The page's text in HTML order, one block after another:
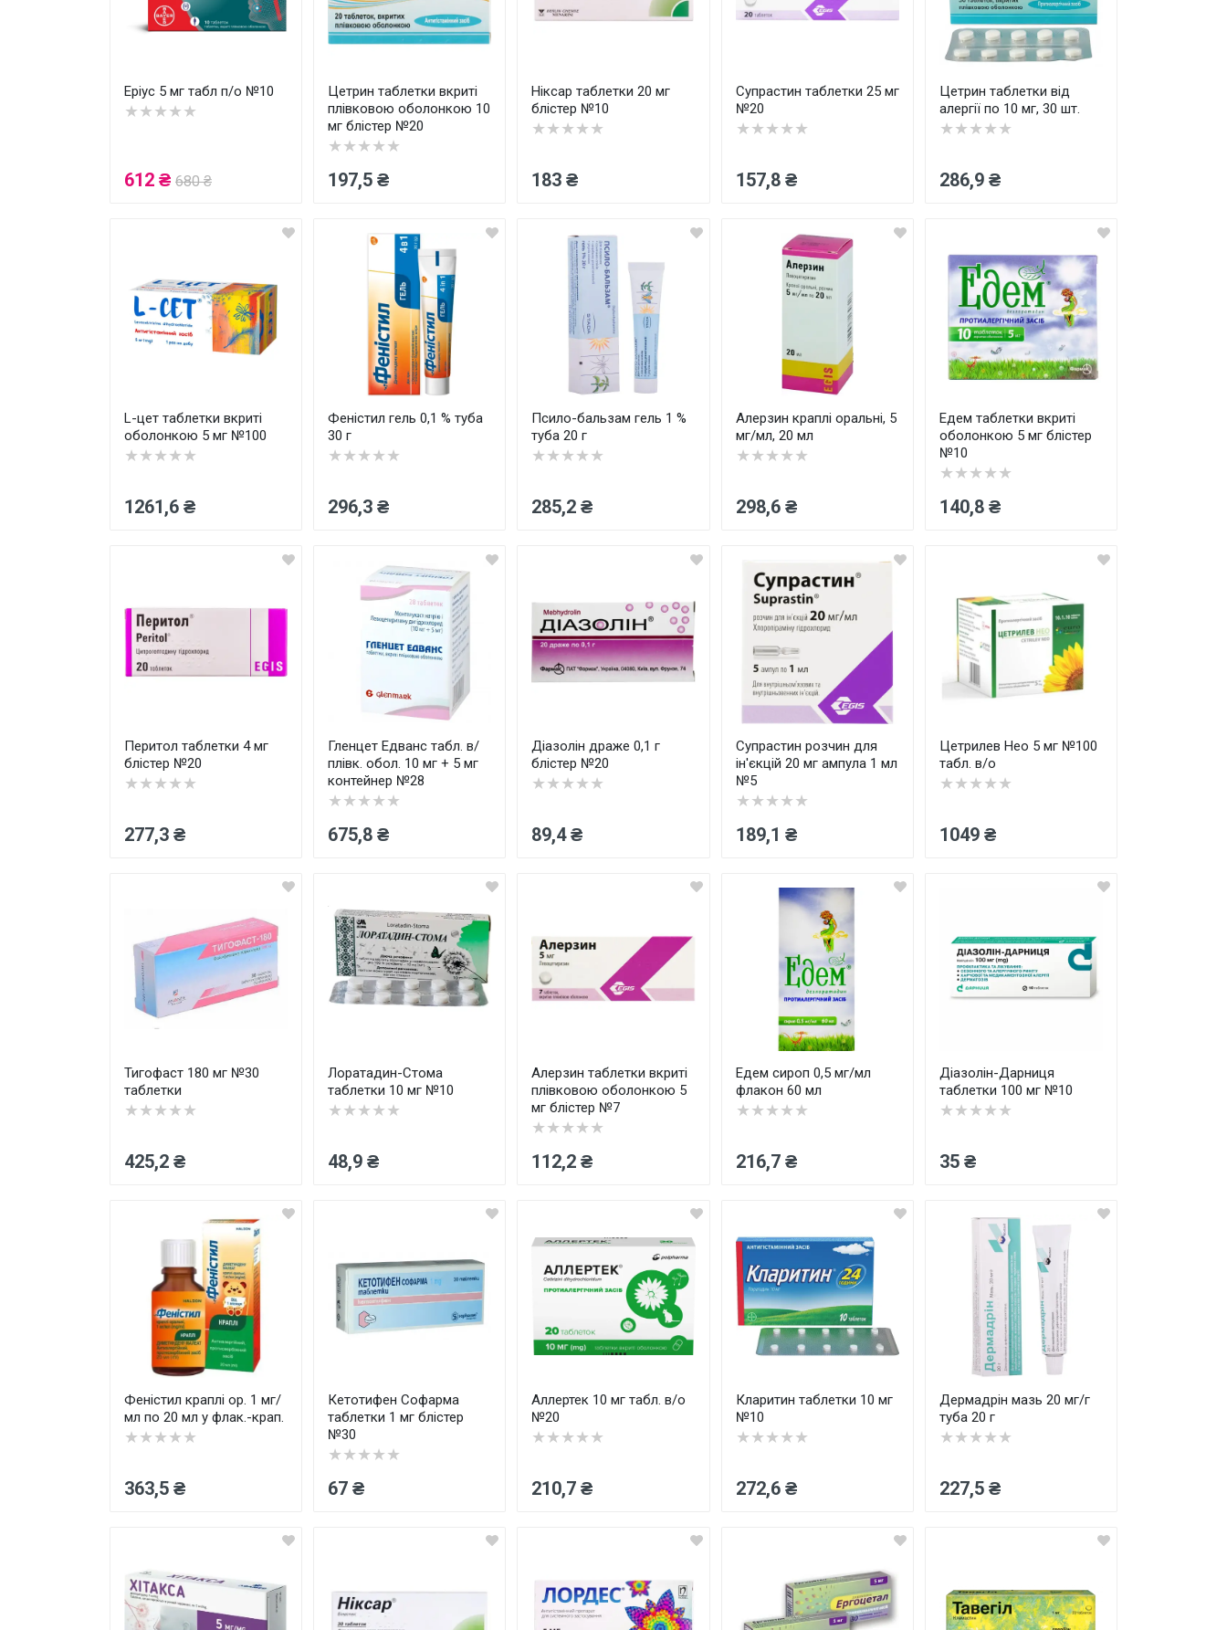
Товари для дому ›
Еріус 5 мг табл п/о №10
★★★★★
612 ₴ 680 ₴
Цетрин таблетки вкриті
плівковою оболонкою 10
мг блістер №20
★★★★★
197,5 ₴
Ніксар таблетки 20 мг
блістер №10
★★★★★
183 ₴
Супрастин таблетки 25 мг
№20
★★★★★
157,8 ₴
Цетрин таблетки від
алергії по 10 мг, 30 шт.
★★★★★
286,9 ₴
L-цет таблетки вкриті
оболонкою 5 мг №100
★★★★★
1261,6 ₴
Феністил гель 0,1 % туба
30 г
★★★★★
296,3 ₴
Псило-бальзам гель 1 %
туба 20 г
★★★★★
285,2 ₴
Алерзин краплі оральні, 5
мг/мл, 20 мл
★★★★★
298,6 ₴
Едем таблетки вкриті
оболонкою 5 мг блістер
№10
★★★★★
140,8 ₴
Перитол таблетки 4 мг
блістер №20
★★★★★
277,3 ₴
Гленцет Едванс табл. в/
плівк. обол. 10 мг + 5 мг
контейнер №28
★★★★★
675,8 ₴
Діазолін драже 0,1 г
блістер №20
★★★★★
89,4 ₴
Супрастин розчин для
ін'єкцій 20 мг ампула 1 мл
№5
★★★★★
189,1 ₴
Цетрилев Нео 5 мг №100
табл. в/о
★★★★★
1049 ₴
Тигофаст 180 мг №30
таблетки
★★★★★
425,2 ₴
Лоратадин-Стома
таблетки 10 мг №10
★★★★★
48,9 ₴
Алерзин таблетки вкриті
плівковою оболонкою 5
мг блістер №7
★★★★★
112,2 ₴
Едем сироп 0,5 мг/мл
флакон 60 мл
★★★★★
216,7 ₴
Діазолін-Дарниця
таблетки 100 мг №10
★★★★★
35 ₴
Феністил краплі ор. 1 мг/
мл по 20 мл у флак.-крап.
★★★★★
363,5 ₴
Кетотифен Софарма
таблетки 1 мг блістер
№30
★★★★★
67 ₴
Аллертек 10 мг табл. в/о
№20
★★★★★
210,7 ₴
Кларитин таблетки 10 мг
№10
★★★★★
272,6 ₴
Дермадрін мазь 20 мг/г
туба 20 г
★★★★★
227,5 ₴